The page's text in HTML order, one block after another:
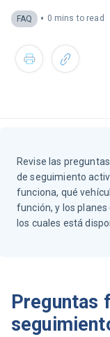
FAQ • 0 mins to read
Revise las
de seguimiento
funciona, qué
función, y los
los cuales está
Preguntas